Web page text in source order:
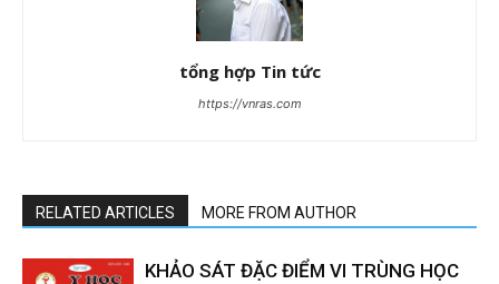
tổng hợp Tin tức
https://vnras.com
RELATED ARTICLES MORE FROM AUTHOR
KHẢO SÁT ĐẶC ĐIỂM VI TRÙNG HỌC